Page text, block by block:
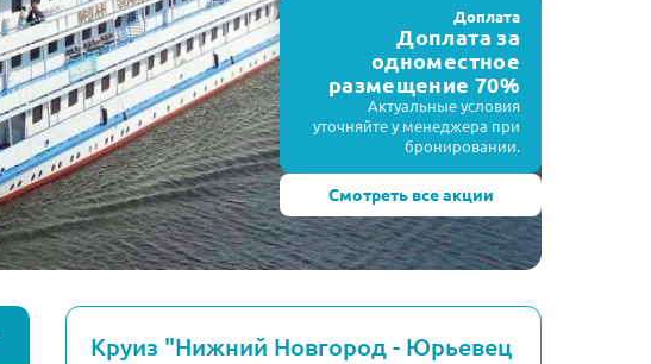
Доплата
Доплата за
одноместное
размещение 70%
Актуальные условия
уточняйте у менеджера при
бронировании.
Смотреть все акции
Круиз "Нижний Новгород - Юрьевец